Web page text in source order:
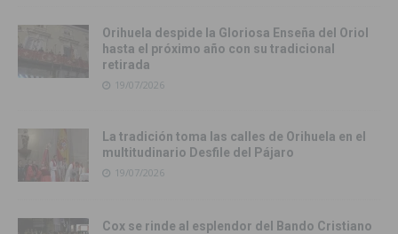
Orihuela despide la Gloriosa Enseña del Oriol
hasta el próximo año con su tradicional
retirada
19/07/2026
La tradición toma las calles de Orihuela en el
multitudinario Desfile del Pájaro
19/07/2026
Cox se rinde al esplendor del Bando Cristiano